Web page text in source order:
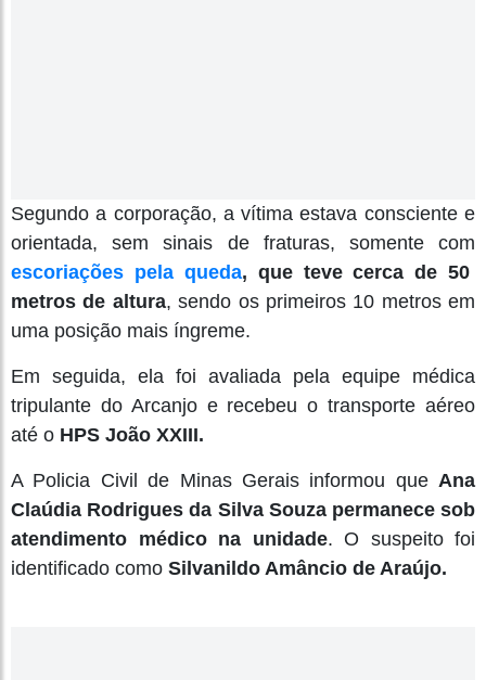
Segundo a corporação, a vítima estava consciente e
orientada, sem sinais de fraturas, somente com
escoriações pela queda, que teve cerca de 50
metros de altura, sendo os primeiros 10 metros em
uma posição mais íngreme.
Em seguida, ela foi avaliada pela equipe médica
tripulante do Arcanjo e recebeu o transporte aéreo
até o HPS João XXIII.
A Policia Civil de Minas Gerais informou que Ana
Claúdia Rodrigues da Silva Souza permanece sob
atendimento médico na unidade. O suspeito foi
identificado como Silvanildo Amâncio de Araújo.